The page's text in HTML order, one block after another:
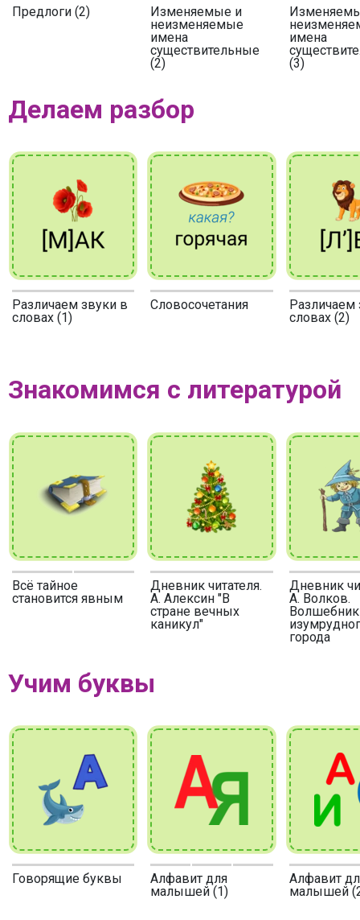
Предлоги (2)
Изменяемые и
неизменяемые
имена
существительные
(2)
имена
(3)
Делаем разбор
Различаем звуки в
словах (1)
Словосочетания
Различаем
словах (2)
Знакомимся с литературой
Всё тайное
становится явным
Дневник читателя.
А. Алексин "В
стране вечных
каникул"
Дневник
А. Волков.
Волшебник
города
Учим буквы
Говорящие буквы
Алфавит для
малышей (1)
Алфавит
малышей